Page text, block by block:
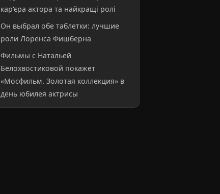
кар'єра актора та найкращі ролі
Он выбрал обе таблетки: лучшие
роли Лоренса Фишберна
Фильмы с Натальей
Белохвостиковой покажет
«Мосфильм. Золотая коллекция» в
день юбилея актрисы